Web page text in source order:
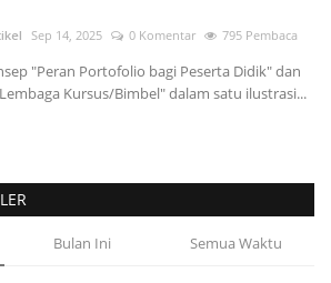
Sep 14, 2025 0 Komentar 795 Pembaca
"Peran Portofolio bagi Peserta Didik" dan
Kursus/Bimbel" dalam satu ilustrasi...
Bulan Ini Semua Waktu